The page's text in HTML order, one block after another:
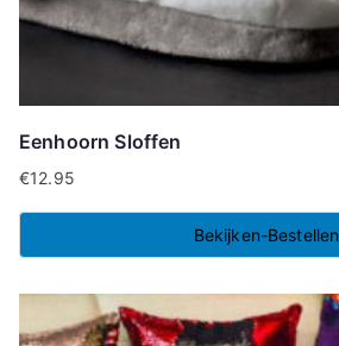
Eenhoorn Sloffen
€12.95
Bekijken-Bestellen